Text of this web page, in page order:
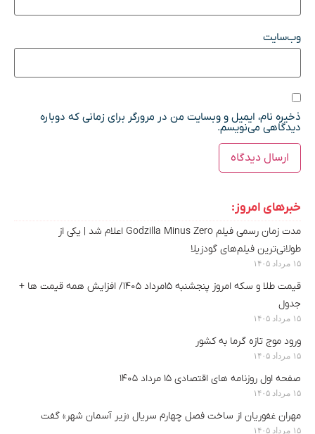
وب‌سایت
ذخیره نام، ایمیل و وبسایت من در مرورگر برای زمانی که دوباره
دیدگاهی می‌نویسم.
خبرهای امروز:
مدت‌ زمان رسمی فیلم Godzilla Minus Zero اعلام شد |‌ یکی از
طولانی‌ترین فیلم‌های گودزیلا
۱۵ مرداد ۱۴۰۵
قیمت طلا و سکه امروز پنجشنبه ۱۵مرداد ۱۴۰۵/ افزایش همه قیمت ها +
جدول
۱۵ مرداد ۱۴۰۵
ورود موج تازه گرما به کشور
۱۵ مرداد ۱۴۰۵
صفحه اول روزنامه های اقتصادی ۱۵ مرداد ۱۴۰۵
۱۵ مرداد ۱۴۰۵
مهران غفوریان از ساخت فصل چهارم سریال «زیر آسمان شهر» گفت
۱۵ مرداد ۱۴۰۵